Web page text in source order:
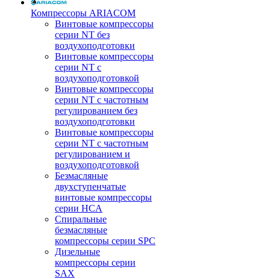
Компрессоры ARIACOM
Винтовые компрессоры
серии NT без
воздухоподготовки
Винтовые компрессоры
серии NT c
воздухоподготовкой
Винтовые компрессоры
серии NT с частотным
регулированием без
воздухоподготовки
Винтовые компрессоры
серии NT с частотным
регулированием и
воздухоподготовкой
Безмасляные
двухступенчатые
винтовые компрессоры
серии HCA
Спиральные
безмасляные
компрессоры серии SPC
Дизельные
компрессоры серии
SAX